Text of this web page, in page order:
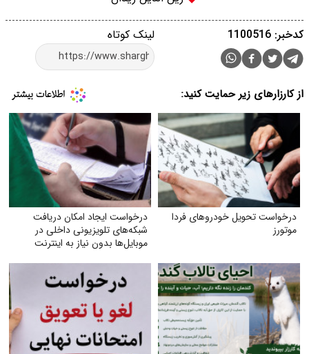
لینک کوتاه کدخبر: 1100516
از کارزارهای زیر حمایت کنید:
درخواست تحویل خودروهای فردا
موتورز
درخواست ایجاد امکان دریافت
شبکه‌های تلویزیونی داخلی در
موبایل‌ها بدون نیاز به اینترنت